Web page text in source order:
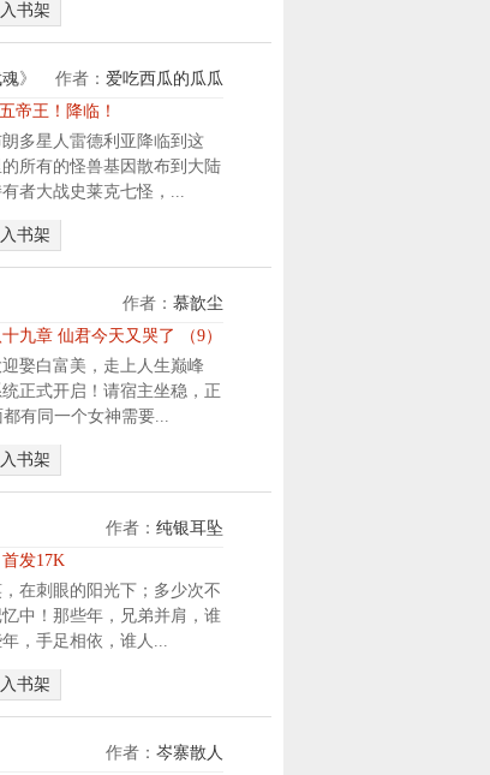
天
下
女
所
，
出
无
敌
队
书架
》 作者： 爱吃西瓜的瓜瓜
帝王！降临！
多星人雷德利亚降临到这
所有的怪兽基因散布到大陆
者大战史莱克七怪，...
书架
作者： 慕歆尘
九章 仙君今天又哭了 （9）
娶白富美，走上人生巅峰
正式开启！请宿主坐稳，正
有同一个女神需要...
书架
作者： 纯银耳坠
发17K
在刺眼的阳光下；多少次不
中！那些年，兄弟并肩，谁
，手足相依，谁人...
书架
作者： 岑寨散人